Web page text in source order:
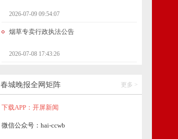
云南一小区临街商铺突发火情，消火栓却没
2026-08-08 16:49:14
禄劝发布重要提示：云龙水库加大泄洪量，
下游河道水位随时有暴涨可能
2026-08-08 16:49:23
2026-07-09 09:54:07
烟草专卖行政执法公告
2026-07-08 17:43:26
2026-07-07 16:21:10
烟草专卖行政执法公告
春城晚报全网矩阵 更多 >
下载APP：开屏新闻
微信公众号：hai-ccwb